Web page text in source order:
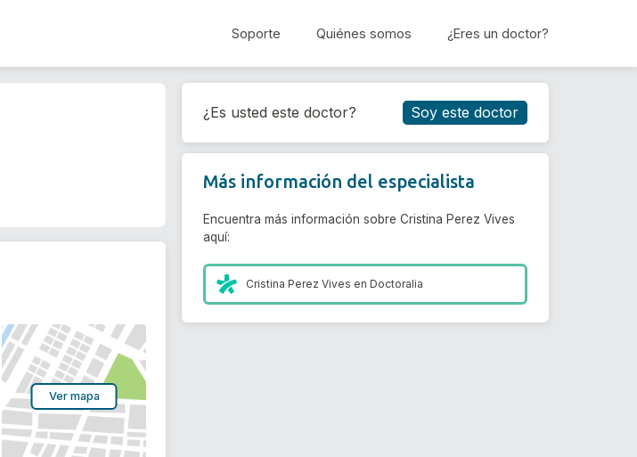
Soporte Quiénes somos ¿Eres un doctor?
Reservar cita
Ver mapa
¿Es usted este doctor? Soy este doctor
Más información del especialista
Encuentra más información sobre Cristina Perez Vives
aquí:
Cristina Perez Vives enDoctoralia